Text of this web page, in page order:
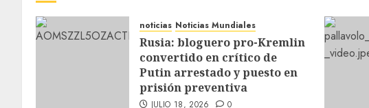
noticias Noticias Mundiales
Rusia: bloguero pro-Kremlin
convertido en crítico de
Putin arrestado y puesto en
prisión preventiva
JULIO 18, 2026 0